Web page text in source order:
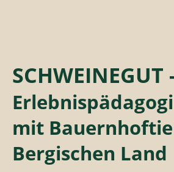
SCHWEINEGUT
mit
Bergischen Land